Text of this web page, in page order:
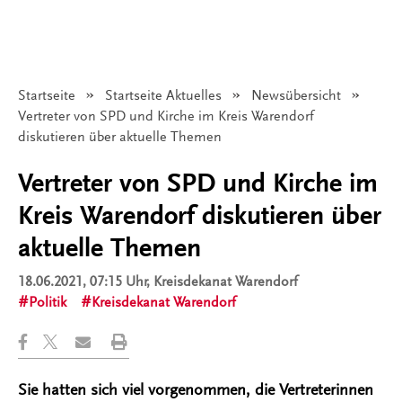
Startseite Startseite Aktuelles
Newsübersicht
Angezeigt:
Vertreter von SPD und Kirche im Kreis Warendorf
diskutieren über aktuelle Themen
Vertreter von SPD und Kirche im
Kreis Warendorf diskutieren über
aktuelle Themen
18.06.2021, 07:15 Uhr, Kreisdekanat Warendorf
Politik
Kreisdekanat Warendorf
Sie hatten sich viel vorgenommen, die Vertreterinnen